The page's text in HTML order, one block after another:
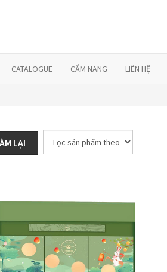
CATALOGUE CẨM NANG LIÊN HỆ